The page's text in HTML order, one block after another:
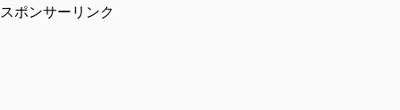
スポンサーリンク